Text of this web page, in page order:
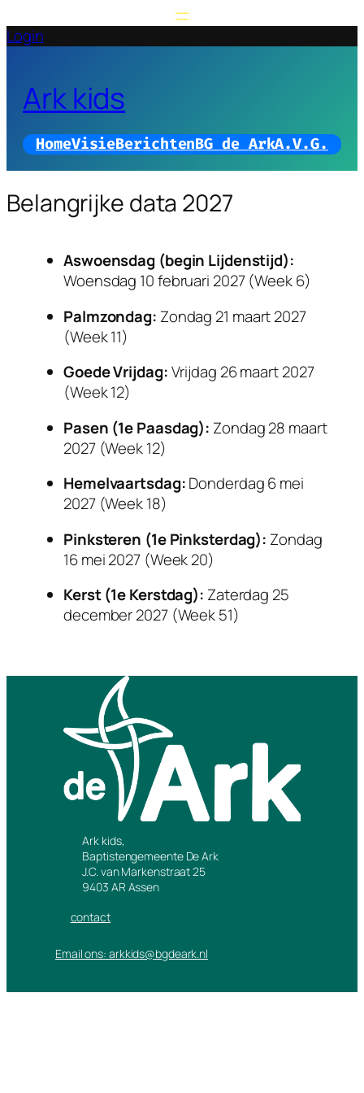
Login
Ark kids
HomeVisieBerichtenBG de ArkA.V.G.
Belangrijke data 2027
Aswoensdag (begin Lijdenstijd):
Woensdag 10 februari 2027 (Week 6)
Palmzondag: Zondag 21 maart 2027
(Week 11)
Goede Vrijdag:Vrijdag 26 maart 2027
(Week 12)
Pasen (1e Paasdag): Zondag 28 maart
2027 (Week 12)
Hemelvaartsdag:Donderdag 6 mei
2027 (Week 18)
Pinksteren (1e Pinksterdag): Zondag
16 mei 2027 (Week 20)
Kerst (1e Kerstdag): Zaterdag 25
december 2027 (Week 51)
Ark kids,
Baptistengemeente De Ark
J.C. van Markenstraat 25
9403 AR Assen
contact
Email ons: arkkids@bgdeark.nl